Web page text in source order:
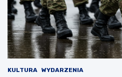
KULTURA WYDARZENIA